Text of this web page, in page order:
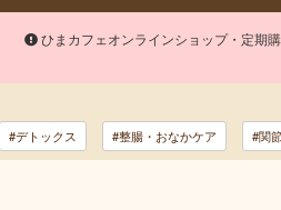
ひまカフェオンラインショップ・定期
#デトックス #整腸・おなかケア #関